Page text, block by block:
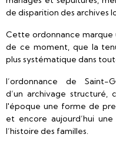
de disparition des archives
Cette ordonnance
de ce moment, que la
plus systématique dans
l’ordonnance de Saint-
d’un archivage structuré,
l'époque une forme de
et encore aujourd’hui
l’histoire des familles.